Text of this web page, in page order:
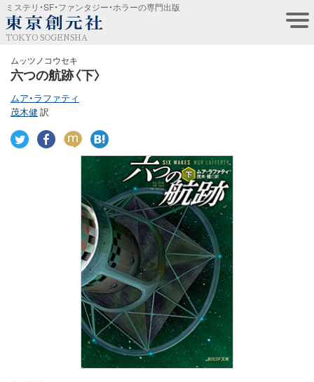
ミステリ・SF・ファンタジー・ホラーの専門出版
TOKYO SOGENSHA
ムッツノコウセキ
六つの航跡〈下〉
ムア・ラファティ
茂木健 訳